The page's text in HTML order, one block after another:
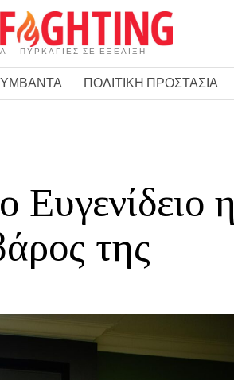
– ΠΥΡΚΑΓΙΕΣ ΣΕ ΕΞΕΛΙΞΗ
ΠΟΛΙΤΙΚΗ ΠΡΟΣΤΑΣΙΑ
Ευγενίδειο η
της